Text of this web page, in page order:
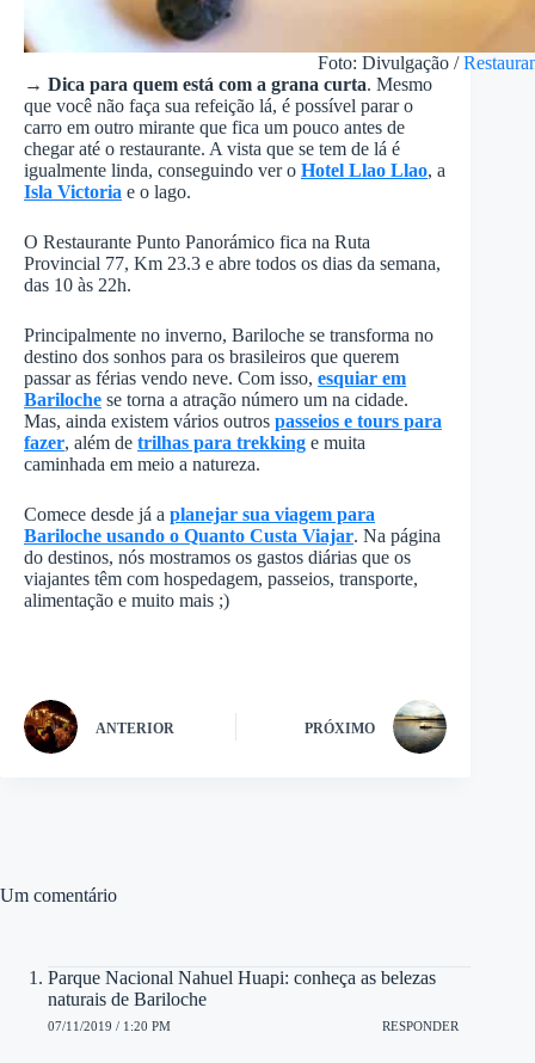
Foto: Divulgação /
→ Dica para quem está com a grana curta. Mesmo
que você não faça sua refeição lá, é possível parar o
carro em outro mirante que fica um pouco antes de
chegar até o restaurante. A vista que se tem de lá é
igualmente linda, conseguindo ver o Hotel Llao Llao, a
Isla Victoria e o lago.
O Restaurante Punto Panorámico fica na Ruta
Provincial 77, Km 23.3 e abre todos os dias da semana,
das 10 às 22h.
Principalmente no inverno, Bariloche se transforma no
destino dos sonhos para os brasileiros que querem
passar as férias vendo neve. Com isso, esquiar em
Bariloche se torna a atração número um na cidade.
Mas, ainda existem vários outros passeios e tours para
fazer, além de trilhas para trekking e muita
caminhada em meio a natureza.
Comece desde já a planejar sua viagem para
Bariloche usando o Quanto Custa Viajar. Na página
do destinos, nós mostramos os gastos diárias que os
viajantes têm com hospedagem, passeios, transporte,
alimentação e muito mais ;)
ANTERIOR PRÓXIMO
Um comentário
Parque Nacional Nahuel Huapi: conheça as belezas
naturais de Bariloche
07/11/2019 / 1:20 PM RESPONDER